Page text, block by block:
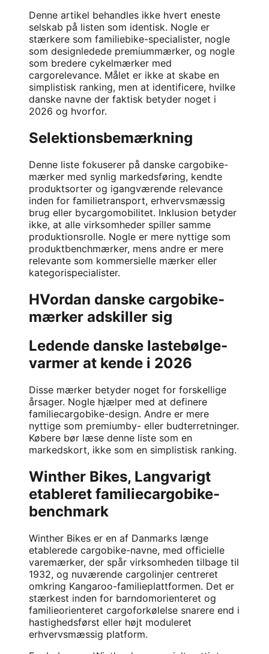
Denne artikel behandles ikke hvert eneste
selskab på listen som identisk. Nogle er
stærkere som familiebike-specialister, nogle
som designledede premiummærker, og nogle
som bredere cykelmærker med
cargorelevance. Målet er ikke at skabe en
simplistisk ranking, men at identificere, hvilke
danske navne der faktisk betyder noget i
2026 og hvorfor.
Selektionsbemærkning
Denne liste fokuserer på danske cargobike-
mærker med synlig markedsføring, kendte
produktsorter og igangværende relevance
inden for familietransport, erhvervsmæssig
brug eller bycargomobilitet. Inklusion betyder
ikke, at alle virksomheder spiller samme
produktionsrolle. Nogle er mere nyttige som
produktbenchmærker, mens andre er mere
relevante som kommersielle mærker eller
kategorispecialister.
HVordan danske cargobike-
mærker adskiller sig
Ledende danske lastebølge-
varmer at kende i 2026
Disse mærker betyder noget for forskellige
årsager. Nogle hjælper med at definere
familiecargobike-design. Andre er mere
nyttige som premiumby- eller budterretninger.
Købere bør læse denne liste som en
markedskort, ikke som en simplistisk ranking.
Winther Bikes, Langvarigt
etableret familiecargobike-
benchmark
Winther Bikes er en af Danmarks længe
etablerede cargobike-navne, med officielle
varemærker, der spår virksomheden tilbage til
1932, og nuværende cargolinjer centreret
omkring Kangaroo-familieplattformen. Det er
stærkest inden for barndomorienteret og
familieorienteret cargoforkølelse snarere end i
hastighedsførst eller højt moduleret
erhvervsmæssig platform.